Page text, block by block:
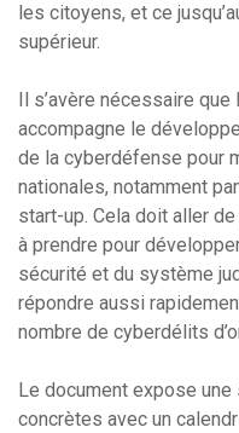
les citoyens, et ce
supérieur.
Il s’avère nécessaire
accompagne le
de la cyberdéfense pour
nationales, notamment
start-up. Cela doit aller
à prendre pour
sécurité et du système
répondre aussi
nombre de cyberdélits
Le document expose
concrètes avec un